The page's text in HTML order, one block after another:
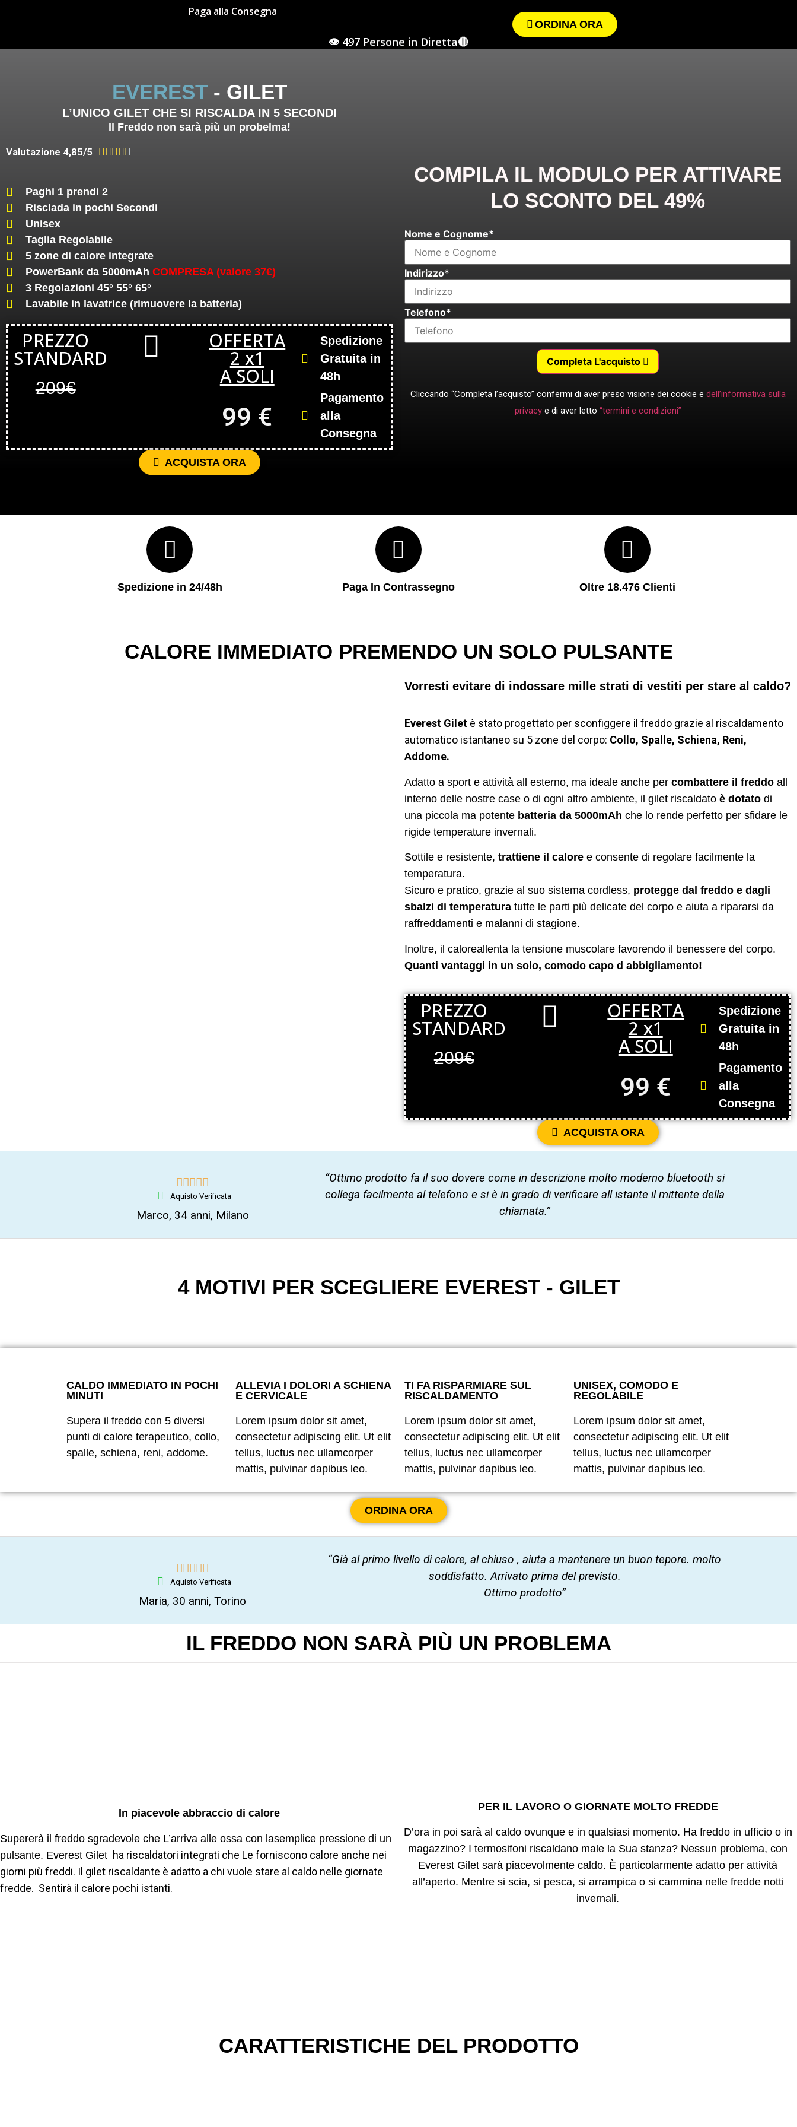
Paga alla Consegna
ORDINA ORA
👁 497 Persone in Diretta🔴
EVEREST - GILET
L’UNICO GILET CHE SI RISCALDA IN 5 SECONDI
Il Freddo non sarà più un probelma!
Valutazione 4,85/5 
Paghi 1 prendi 2
Risclada in pochi Secondi
Unisex
Taglia Regolabile
5 zone di calore integrate
PowerBank da 5000mAh COMPRESA (valore 37€)
3 Regolazioni 45° 55° 65°
Lavabile in lavatrice (rimuovere la batteria)
PREZZO
STANDARD
209€
OFFERTA
2 x1
A SOLI
99 €
Spedizione
Gratuita in
48h
Pagamento
alla
Consegna
ACQUISTA ORA
COMPILA IL MODULO PER ATTIVARE
LO SCONTO DEL 49%
Nome e Cognome*
Indirizzo*
Telefono*
Completa L'acquisto
Cliccando “Completa l’acquisto” confermi di aver preso visione dei cookie e dell’informativa sulla
privacye di aver letto “termini e condizioni”
Spedizione in 24/48h Paga In Contrassegno Oltre 18.476 Clienti
CALORE IMMEDIATO PREMENDO UN SOLO PULSANTE
Vorresti evitare di indossare mille strati di vestiti per stare al caldo?
Everest Gilet è stato progettato per sconfiggere il freddo grazie al riscaldamento
automatico istantaneo su 5 zone del corpo: Collo, Spalle, Schiena, Reni,
Addome.
Adatto a sport e attività all esterno, ma ideale anche per combattere il freddo all
interno delle nostre case o di ogni altro ambiente, il gilet riscaldato è dotato di
una piccola ma potente batteria da 5000mAh che lo rende perfetto per sfidare le
rigide temperature invernali.
Sottile e resistente, trattiene il calore e consente di regolare facilmente la
temperatura.
Sicuro e pratico, grazie al suo sistema cordless, protegge dal freddo e dagli
sbalzi di temperatura tutte le parti più delicate del corpo e aiuta a ripararsi da
raffreddamenti e malanni di stagione.
Inoltre, il caloreallenta la tensione muscolare favorendo il benessere del corpo.
Quanti vantaggi in un solo, comodo capo d abbigliamento!
PREZZO
STANDARD
209€
OFFERTA
2 x1
A SOLI
99 €
Spedizione
Gratuita in
48h
Pagamento
alla
Consegna
ACQUISTA ORA

Aquisto Verificata
Marco, 34 anni, Milano
“Ottimo prodotto fa il suo dovere come in descrizione molto moderno bluetooth si
collega facilmente al telefono e si è in grado di verificare all istante il mittente della
chiamata.”
4 MOTIVI PER SCEGLIERE EVEREST - GILET
CALDO IMMEDIATO IN POCHI
MINUTI
Supera il freddo con 5 diversi
punti di calore terapeutico, collo,
spalle, schiena, reni, addome.
ALLEVIA I DOLORI A SCHIENA
E CERVICALE
Lorem ipsum dolor sit amet,
consectetur adipiscing elit. Ut elit
tellus, luctus nec ullamcorper
mattis, pulvinar dapibus leo.
TI FA RISPARMIARE SUL
RISCALDAMENTO
Lorem ipsum dolor sit amet,
consectetur adipiscing elit. Ut elit
tellus, luctus nec ullamcorper
mattis, pulvinar dapibus leo.
UNISEX, COMODO E
REGOLABILE
Lorem ipsum dolor sit amet,
consectetur adipiscing elit. Ut elit
tellus, luctus nec ullamcorper
mattis, pulvinar dapibus leo.
ORDINA ORA

Aquisto Verificata
Maria, 30 anni, Torino
“Già al primo livello di calore, al chiuso , aiuta a mantenere un buon tepore. molto
soddisfatto. Arrivato prima del previsto.
Ottimo prodotto”
IL FREDDO NON SARÀ PIÙ UN PROBLEMA
In piacevole abbraccio di calore
Supererà il freddo sgradevole che L’arriva alle ossa con lasemplice pressione di un
pulsante. Everest Gilet ha riscaldatori integrati che Le forniscono calore anche nei
giorni più freddi. Il gilet riscaldante è adatto a chi vuole stare al caldo nelle giornate
fredde. Sentirà il calore pochi istanti.
PER IL LAVORO O GIORNATE MOLTO FREDDE
D’ora in poi sarà al caldo ovunque e in qualsiasi momento. Ha freddo in ufficio o in
magazzino? I termosifoni riscaldano male la Sua stanza? Nessun problema, con
Everest Gilet sarà piacevolmente caldo. È particolarmente adatto per attività
all’aperto. Mentre si scia, si pesca, si arrampica o si cammina nelle fredde notti
invernali.
CARATTERISTICHE DEL PRODOTTO